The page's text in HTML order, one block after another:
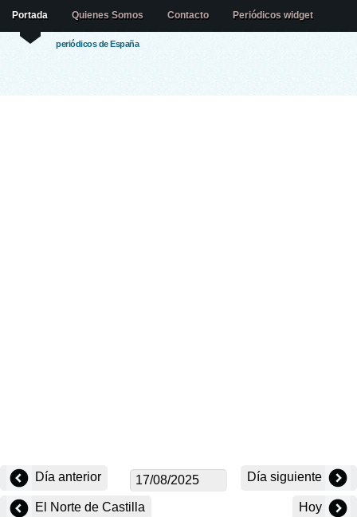
periódicos de España
Portada Quienes Somos Contacto Periódicos widget
Día anterior Día siguiente
El Norte de Castilla Hoy